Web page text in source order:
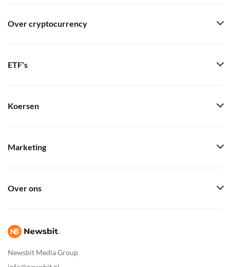
Newsbit Media Group
Over cryptocurrency
ETF's
Koersen
Marketing
Over ons